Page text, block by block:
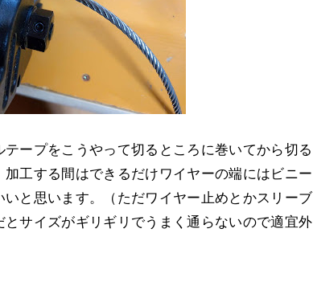
ープをこうやって切るところに巻いてから切る
工する間はできるだけワイヤーの端にはビニー
と思います。（ただワイヤー止めとかスリーブ
サイズがギリギリでうまく通らないので適宜外